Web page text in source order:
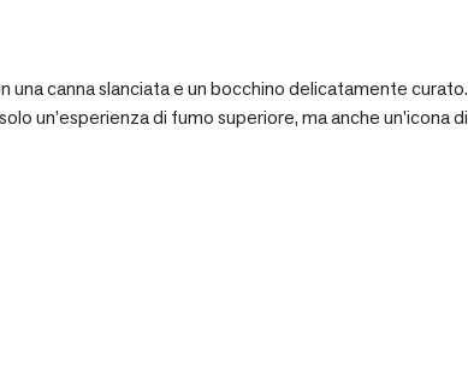
una canna slanciata e un bocchino delicatamente curato.
un’esperienza di fumo superiore, ma anche un’icona di